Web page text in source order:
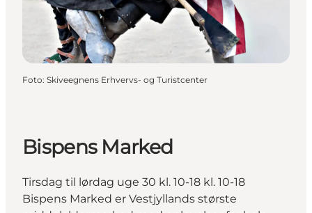
Foto: Skiveegnens Erhvervs- og Turistcenter
Bispens Marked
Tirsdag til lørdag uge 30 kl. 10-18 kl. 10-18
Bispens Marked er Vestjyllands største